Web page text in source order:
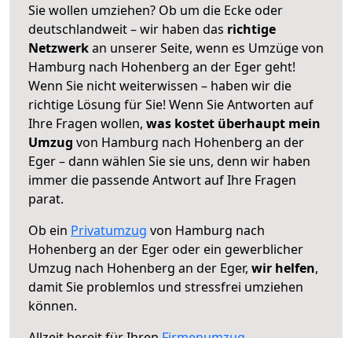
Sie wollen umziehen? Ob um die Ecke oder
deutschlandweit – wir haben das richtige
Netzwerkan unserer Seite, wenn es Umzüge von
Hamburg nach Hohenberg an der Eger geht!
Wenn Sie nicht weiterwissen – haben wir die
richtige Lösung für Sie! Wenn Sie Antworten auf
Ihre Fragen wollen, was kostet überhaupt mein
Umzug von Hamburg nach Hohenberg an der
Eger – dann wählen Sie sie uns, denn wir haben
immer die passende Antwort auf Ihre Fragen
parat.
Ob ein Privatumzug von Hamburg nach
Hohenberg an der Eger oder ein gewerblicher
Umzug nach Hohenberg an der Eger, wir helfen,
damit Sie problemlos und stressfrei umziehen
können.